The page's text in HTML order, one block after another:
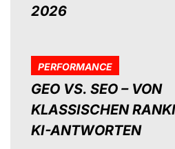
2026
PERFORMANCE
GEO VS. SEO – VON
KLASSISCHEN
KI-ANTWORTEN